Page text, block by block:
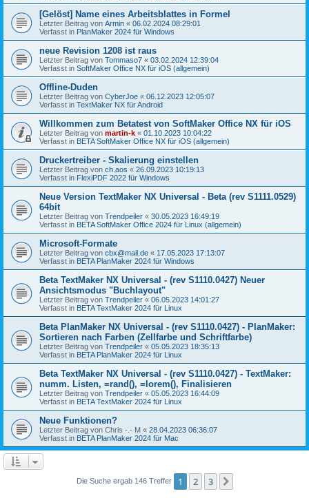
[Gelöst] Name eines Arbeitsblattes in Formel
Letzter Beitrag von Armin « 06.02.2024 08:29:01
Verfasst in PlanMaker 2024 für Windows
neue Revision 1208 ist raus
Letzter Beitrag von Tommaso7 « 03.02.2024 12:39:04
Verfasst in SoftMaker Office NX für iOS (allgemein)
Offline-Duden
Letzter Beitrag von CyberJoe « 06.12.2023 12:05:07
Verfasst in TextMaker NX für Android
Willkommen zum Betatest von SoftMaker Office NX für iOS
Letzter Beitrag von martin-k « 01.10.2023 10:04:22
Verfasst in BETA SoftMaker Office NX für iOS (allgemein)
Druckertreiber - Skalierung einstellen
Letzter Beitrag von ch.aos « 26.09.2023 10:19:13
Verfasst in FlexiPDF 2022 für Windows
Neue Version TextMaker NX Universal - Beta (rev S1111.0529)
64bit
Letzter Beitrag von Trendpeiler « 30.05.2023 16:49:19
Verfasst in BETA SoftMaker Office 2024 für Linux (allgemein)
Microsoft-Formate
Letzter Beitrag von cbx@mail.de « 17.05.2023 17:13:07
Verfasst in BETA PlanMaker 2024 für Windows
Beta TextMaker NX Universal - (rev S1110.0427) Neuer
Ansichtsmodus "Buchlayout"
Letzter Beitrag von Trendpeiler « 06.05.2023 14:01:27
Verfasst in BETA TextMaker 2024 für Linux
Beta PlanMaker NX Universal - (rev S1110.0427) - PlanMaker:
Sortieren nach Farben (Zellfarbe und Schriftfarbe)
Letzter Beitrag von Trendpeiler « 05.05.2023 18:35:13
Verfasst in BETA PlanMaker 2024 für Linux
Beta TextMaker NX Universal - (rev S1110.0427) - TextMaker:
numm. Listen, =rand(), =lorem(), Finalisieren
Letzter Beitrag von Trendpeiler « 05.05.2023 16:44:09
Verfasst in BETA TextMaker 2024 für Linux
Neue Funktionen?
Letzter Beitrag von Chris -.- M « 28.04.2023 06:36:07
Verfasst in BETA PlanMaker 2024 für Mac
Die Suche ergab 146 Treffer 1 2 3